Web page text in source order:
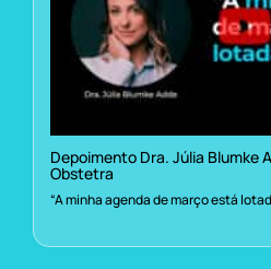
Depoimento Dra. Júlia Blumke
Obstetra
“A minha agenda de março está